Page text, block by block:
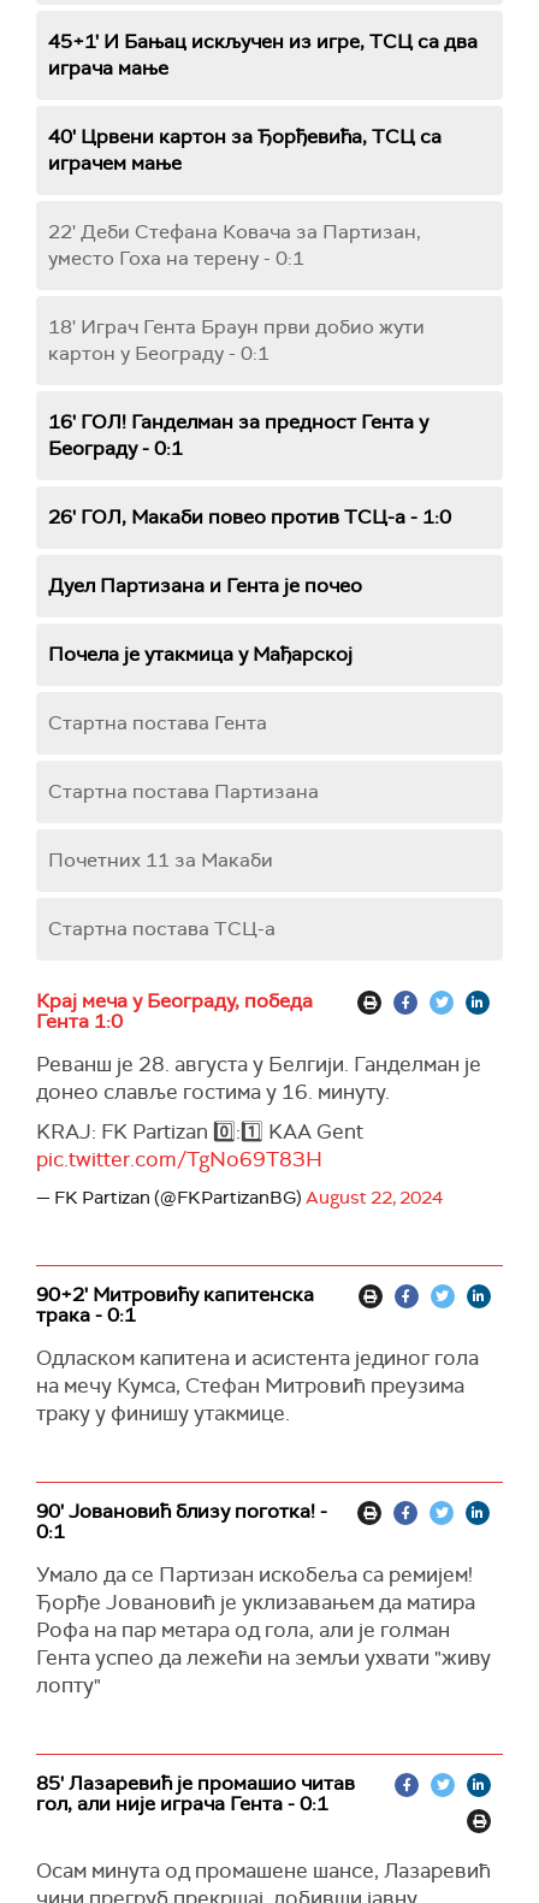
45+1' И Бањац искључен из игре, ТСЦ са два
играча мање
40' Црвени картон за Ђорђевића, ТСЦ са
играчем мање
22' Деби Стефана Ковача за Партизан,
уместо Гоха на терену - 0:1
18' Играч Гента Браун први добио жути
картон у Београду - 0:1
16' ГОЛ! Ганделман за предност Гента у
Београду - 0:1
26' ГОЛ, Макаби повео против ТСЦ-а - 1:0
Дуел Партизана и Гента је почео
Почела је утакмица у Мађарској
Стартна постава Гента
Стартна постава Партизана
Почетних 11 за Макаби
Стартна постава ТСЦ-а
Крај меча у Београду, победа
Гента 1:0
Реванш је 28. августа у Белгији. Ганделман је
донео славље гостима у 16. минуту.
KRAJ: FK Partizan 0️⃣:1️⃣ KAA Gent
pic.twitter.com/TgNo69T83H
— FK Partizan (@FKPartizanBG) August 22, 2024
90+2' Митровићу капитенска
трака - 0:1
Одласком капитена и асистента јединог гола
на мечу Кумса, Стефан Митровић преузима
траку у финишу утакмице.
90' Јовановић близу поготка! -
0:1
Умало да се Партизан искобеља са ремијем!
Ђорђе Јовановић је уклизавањем да матира
Рофа на пар метара од гола, али је голман
Гента успео да лежећи на земљи ухвати "живу
лопту"
85' Лазаревић је промашио читав
гол, али није играча Гента - 0:1
Осам минута од промашене шансе, Лазаревић